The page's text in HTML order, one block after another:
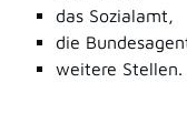
das Sozialamt,
die
weitere Stellen.